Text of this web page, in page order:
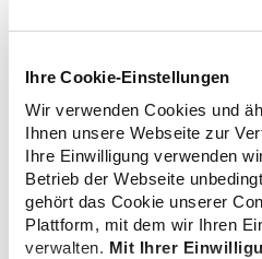
Ihre Cookie-Einstellungen
Wir verwenden Cookies und
Ihnen unsere Webseite zur
Ihre Einwilligung verwenden
Betrieb der Webseite
gehört das Cookie unserer
Plattform, mit dem wir Ihren
verwalten. Mit Ihrer
vor
16.02.2022
Genesenstatus: Mathias
Hintergründe
16.02.2022